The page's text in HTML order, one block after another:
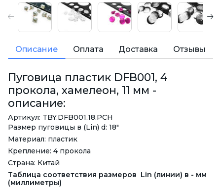
Описание Оплата Доставка Отзывы
Пуговица пластик DFB001, 4
прокола, хамелеон, 11 мм -
описание:
Артикул: TBY.DFB001.18.PCH
Размер пуговицы в (Lin) d: 18"
Материал: пластик
Крепление: 4 прокола
Страна: Китай
Таблица соответствия размеров Lin (линии) в - мм
(миллиметры)